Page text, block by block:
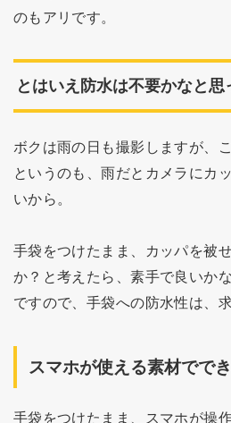
のもアリです。
とはいえ防水は不要かなと思
ボクは雨の日も撮影しますが、
というのも、雨だとカメラにカ
いから。
手袋をつけたまま、カッパを被
か？と考えたら、素手で良いか
ですので、手袋への防水性は、
スマホが使える素材でで
手袋をつけたまま、スマホが操作